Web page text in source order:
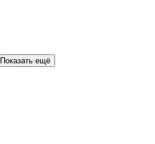
Показать ещё